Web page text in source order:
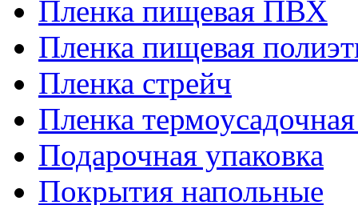
Пленка пищевая ПВХ
Пленка пищевая
Пленка стрейч
Пленка
Подарочная упаковка
Покрытия напольные